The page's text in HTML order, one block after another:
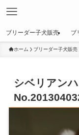
ブリーダー子犬販売 ブ
ホーム ブリーダー子犬販売
シベリアン